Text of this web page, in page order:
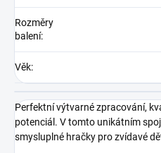
Rozměry
balení:
Věk:
Perfektní výtvarné zpracování,
potenciál. V tomto unikátním
smysluplné hračky pro zvídavé